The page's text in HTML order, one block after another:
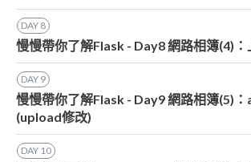
DAY 8
慢慢帶你了解Flask - Day8 網路相簿(4)：
DAY 9
慢慢帶你了解Flask - Day9 網路相簿(5)
(upload修改)
DAY 10